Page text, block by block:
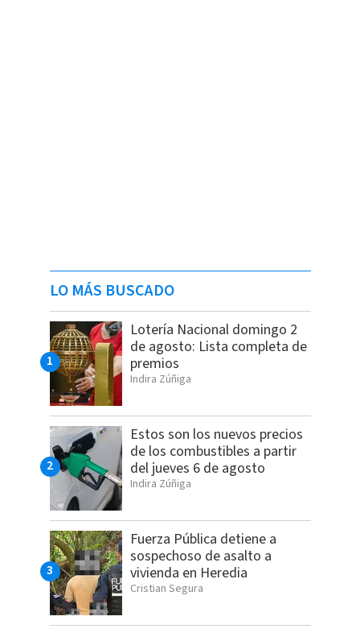
LO MÁS BUSCADO
Lotería Nacional domingo 2
de agosto: Lista completa de
premios
Indira Zúñiga
Estos son los nuevos precios
de los combustibles a partir
del jueves 6 de agosto
Indira Zúñiga
Fuerza Pública detiene a
sospechoso de asalto a
vivienda en Heredia
Cristian Segura